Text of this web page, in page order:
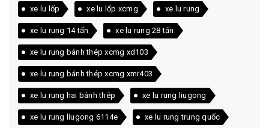
xe lu lốp xe lu lốp xcmg xe lu rung
xe lu rung 14 tấn xe lu rung 28 tấn
xe lu rung bánh thép xcmg xd103
xe lu rung bánh thép xcmg xmr403
xe lu rung hai bánh thép xe lu rung liugong
xe lu rung liugong 6114e xe lu rung trung quốc